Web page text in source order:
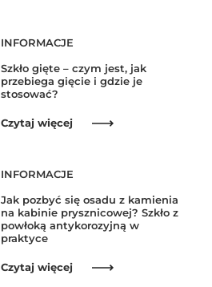
INFORMACJE
Szkło gięte – czym jest, jak
przebiega gięcie i gdzie je
stosować?
Czytaj więcej
INFORMACJE
Jak pozbyć się osadu z kamienia
na kabinie prysznicowej? Szkło z
powłoką antykorozyjną w
praktyce
Czytaj więcej